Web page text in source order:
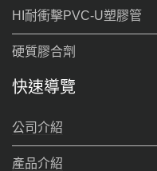
HI耐衝擊PVC-U塑膠管
硬質膠合劑
快速導覽
公司介紹
產品介紹